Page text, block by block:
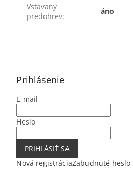
Vstavaný
predohrev:
áno
Prihlásenie
E-mail
Heslo
PRIHLÁSIŤ SA
Nová registráciaZabudnuté heslo